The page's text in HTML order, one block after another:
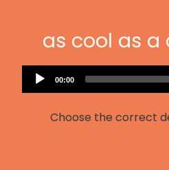
as cool as
Current
00:00
Choose the correct